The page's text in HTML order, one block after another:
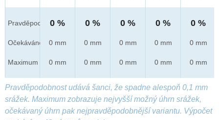
Pravděpod.
Očekáváno
Maximum
0 %
0 mm
0 mm
0 %
0 mm
0 mm
0 %
0 mm
0 mm
0 %
0 mm
0 mm
0 %
0 mm
0 mm
Pravděpodobnost udává šanci, že spadne alespoň 0,1 mm
srážek. Maximum zobrazuje nejvyšší možný úhrn srážek,
očekávaný úhrn pak nejpravděpodobnější variantu. Výpočet